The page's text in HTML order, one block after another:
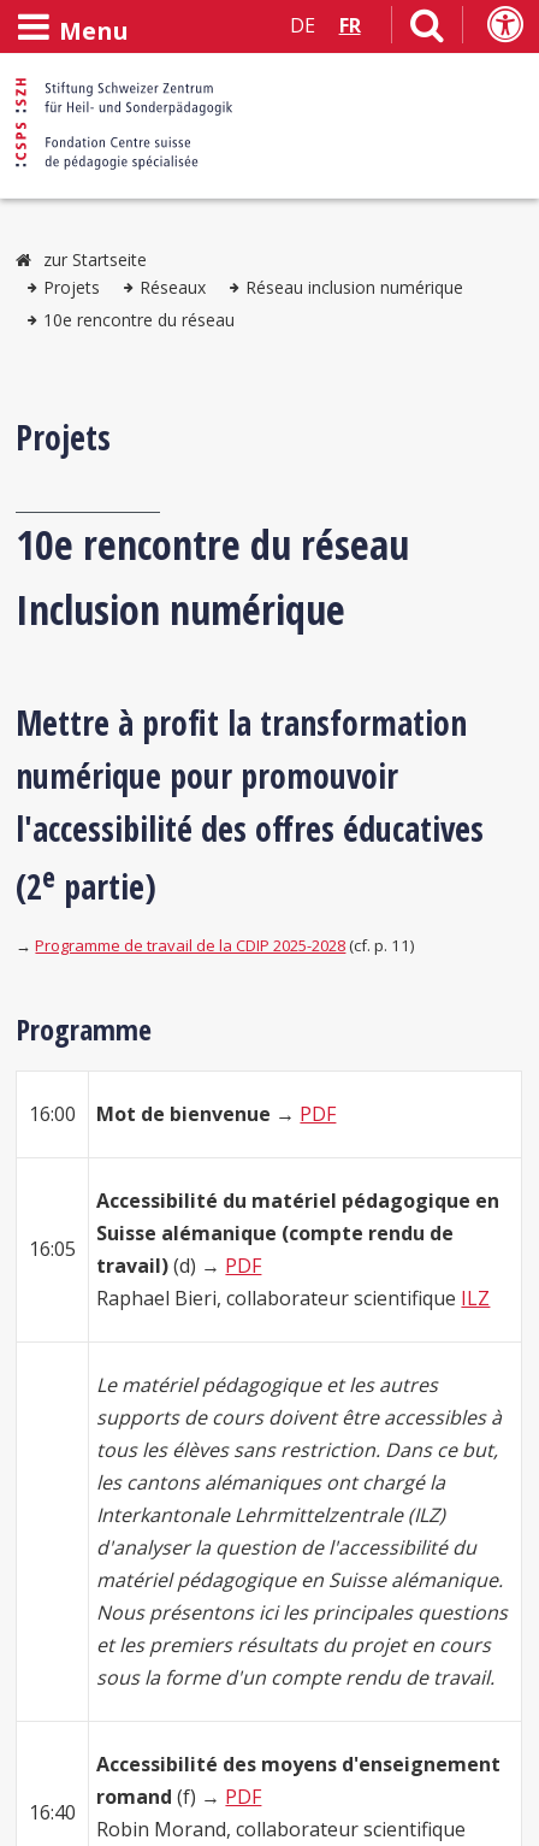
Menu DE FR
zur Startseite
Projets
Réseaux
Réseau inclusion numérique
10e rencontre du réseau
Projets
10e rencontre du réseau
Inclusion numérique
Mettre à profit la transformation
numérique pour promouvoir
l'accessibilité des offres éducatives
(2e partie)
→Programme de travail de la CDIP 2025-2028(cf. p. 11)
Programme
16:00 Mot de bienvenue → PDF
16:05
Accessibilité du matériel pédagogique en
Suisse alémanique (compte rendu de
travail)(d) → PDF
Raphael Bieri, collaborateur scientifique ILZ
Le matériel pédagogique et les autres
supports de cours doivent être accessibles à
tous les élèves sans restriction. Dans ce but,
les cantons alémaniques ont chargé la
Interkantonale Lehrmittelzentrale (ILZ)
d'analyser la question de l'accessibilité du
matériel pédagogique en Suisse alémanique.
Nous présentons ici les principales questions
et les premiers résultats du projet en cours
sous la forme d'un compte rendu de travail.
16:40
Accessibilité des moyens d'enseignement
romand(f) → PDF
Robin Morand, collaborateur scientifique